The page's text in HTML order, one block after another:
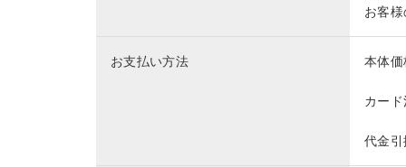
お客
お支払い方法 本体
カー
代金